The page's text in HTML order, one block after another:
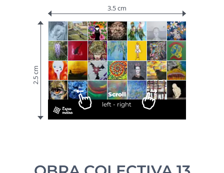
2.5 cm
3.5 cm
Scroll
left - right